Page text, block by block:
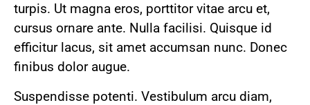
turpis. Ut magna eros, porttitor vitae arcu et,
cursus ornare ante. Nulla facilisi. Quisque id
efficitur lacus, sit amet accumsan nunc. Donec
finibus dolor augue.
Suspendisse potenti. Vestibulum arcu diam,